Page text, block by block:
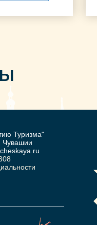
Туризма"
Чувашии